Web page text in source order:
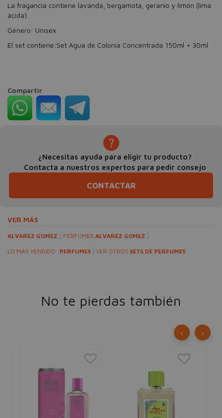
La fragancia contiene lavanda, bergamota, geranio y limón (lima
ácida).
Género: Unisex
El set contiene:Set Agua de Colonia Concentrada 150ml + 30ml
Compartir
¿Necesitas ayuda para eligir tu producto?
Contacta a nuestros expertos para pedir consejo
CONTACTAR
VER MÁS
ALVAREZ GOMEZ PERFUMES ALVAREZ GOMEZ
LO MÁS VENDIDO: PERFUMES VER OTROS SETS DE PERFUMES
No te pierdas también
‹ ›